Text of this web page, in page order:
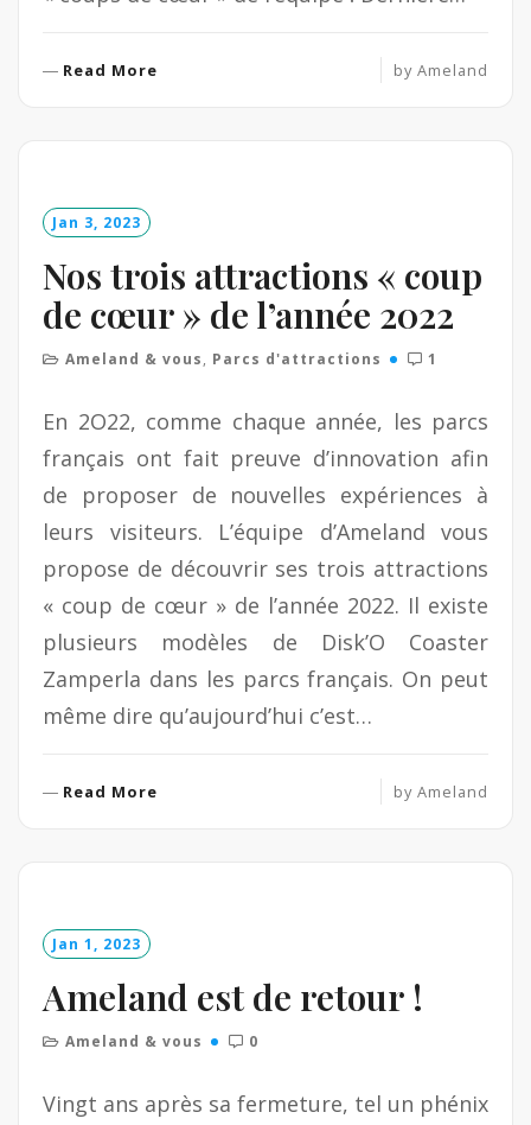
Read More by Ameland
Jan 3, 2023
Nos trois attractions « coup
de cœur » de l’année 2022
Ameland & vous, Parcs d'attractions 1
En 2O22, comme chaque année, les parcs
français ont fait preuve d’innovation afin
de proposer de nouvelles expériences à
leurs visiteurs. L’équipe d’Ameland vous
propose de découvrir ses trois attractions
« coup de cœur » de l’année 2022. Il existe
plusieurs modèles de Disk’O Coaster
Zamperla dans les parcs français. On peut
même dire qu’aujourd’hui c’est…
Read More by Ameland
Jan 1, 2023
Ameland est de retour !
Ameland & vous 0
Vingt ans après sa fermeture, tel un phénix